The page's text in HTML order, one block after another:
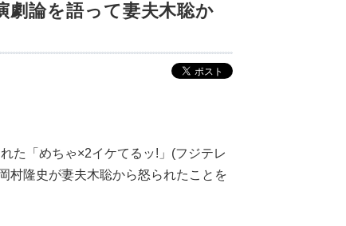
論を語って妻夫木聡か
た「めちゃ×2イケてるッ!」(フジテレ
村隆史が妻夫木聡から怒られたことを